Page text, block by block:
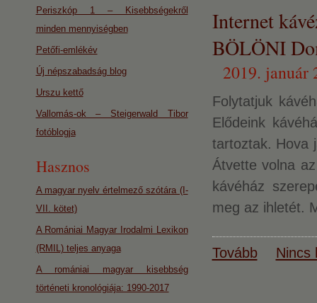
Internet
BÖLÖNI
2019. január
Folytatjuk
Elődeink
tartoztak. Hova
Átvette volna
kávéház
meg az ihletét.
Tovább Nincs
Periszkóp 1 – Kisebbségekről
minden mennyiségben
Petőfi-emlékév
Új népszabadság blog
Urszu kettő
Vallomás-ok – Steigerwald Tibor
fotóblogja
Hasznos
A magyar nyelv értelmező szótára (I-
VII. kötet)
A Romániai Magyar Irodalmi Lexikon
(RMIL) teljes anyaga
A romániai magyar kisebbség
történeti kronológiája: 1990-2017